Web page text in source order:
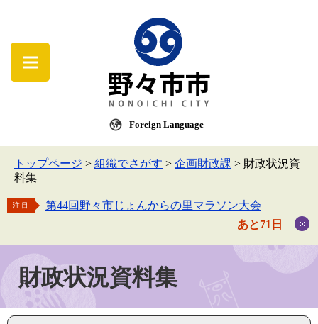
Foreign Language
トップページ > 組織でさがす > 企画財政課 > 財政状況資
料集
注目
第44回野々市じょんからの里マラソン大会
あと71日
財政状況資料集